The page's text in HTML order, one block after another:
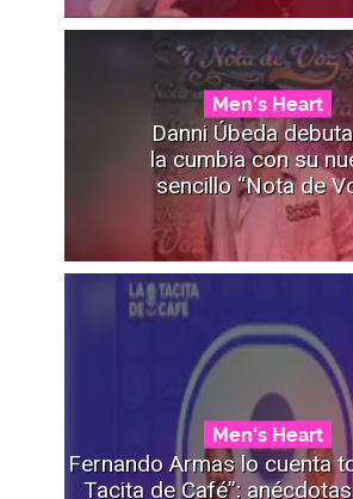
Men's Heart
Danni Úbeda
la cumbia con su
sencillo “Nota de
Men's Heart
Fernando Armas lo cuenta
Tacita de Café”: